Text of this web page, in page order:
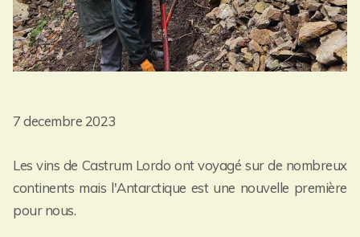
7 decembre 2023
Les vins de Castrum Lordo ont voyagé sur de nombreux
continents mais l'Antarctique est une nouvelle première
pour nous.